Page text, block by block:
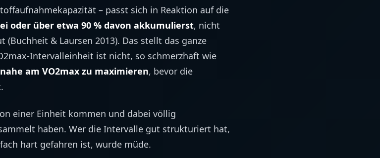
– passt sich in Reaktion auf die
oder über etwa 90 % davon akkumulierst, nicht
(Buchheit & Laursen 2013). Das stellt das ganze
Intervalleinheit ist nicht, so schmerzhaft wie
am VO2max zu maximieren, bevor die
einer Einheit kommen und dabei völlig
haben. Wer die Intervalle gut strukturiert hat,
hart gefahren ist, wurde müde.